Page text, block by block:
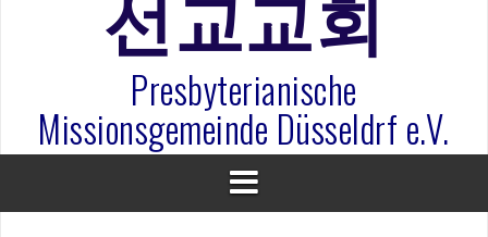
훈목사
Presbyterianische
Missionsgemeinde Düsseldrf e.V.